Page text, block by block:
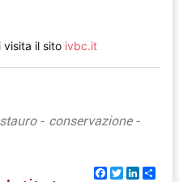
visita il sito ivbc.it
- conservazione-
Facebook
Twitter